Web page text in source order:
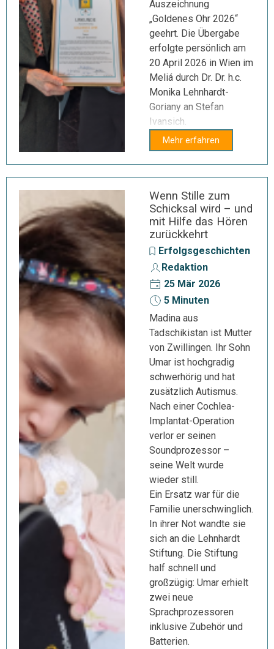
Auszeichnung
„Goldenes Ohr 2026“
geehrt. Die Übergabe
erfolgte persönlich am
20 April 2026 in Wien im
Meliá durch Dr. Dr. h.c.
Monika Lehnhardt-
Goriany an Stefan
Ivansich.
Mehr erfahren
Wenn Stille zum
Schicksal wird – und
mit Hilfe das Hören
zurückkehrt
Erfolgsgeschichten
Redaktion
25 Mär 2026
5 Minuten
Madina aus
Tadschikistan ist Mutter
von Zwillingen. Ihr Sohn
Umar ist hochgradig
schwerhörig und hat
zusätzlich Autismus.
Nach einer Cochlea-
Implantat-Operation
verlor er seinen
Soundprozessor –
seine Welt wurde
wieder still.
Ein Ersatz war für die
Familie unerschwinglich.
In ihrer Not wandte sie
sich an die Lehnhardt
Stiftung. Die Stiftung
half schnell und
großzügig: Umar erhielt
zwei neue
Sprachprozessoren
inklusive Zubehör und
Batterien.